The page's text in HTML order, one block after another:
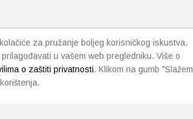
za pružanje boljeg korisničkog iskustva.
u vašem web pregledniku. Više o
o zaštiti privatnosti. Klikom na gumb "Slažem